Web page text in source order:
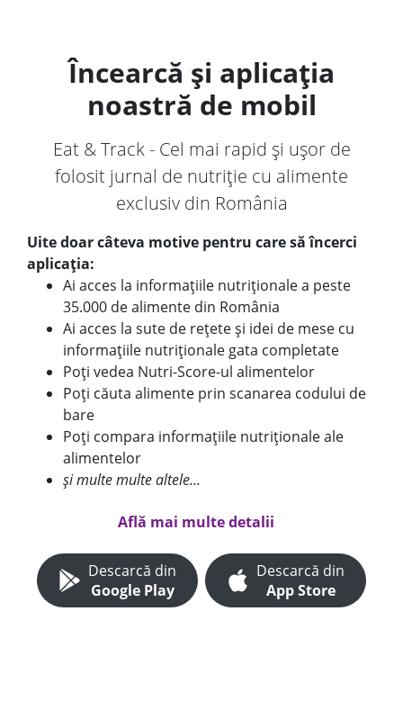
Încearcă și aplicația
noastră de mobil
Eat & Track - Cel mai rapid și ușor de
folosit jurnal de nutriție cu alimente
exclusiv din România
Uite doar câteva motive pentru care să încerci
aplicația:
Ai acces la informațiile nutriționale a peste
35.000 de alimente din România
Ai acces la sute de rețete și idei de mese cu
informațiile nutriționale gata completate
Poți vedea Nutri-Score-ul alimentelor
Poți căuta alimente prin scanarea codului de
bare
Poți compara informațiile nutriționale ale
alimentelor
și multe multe altele...
Află mai multe detalii
Descarcă din
Google Play
Descarcă din
App Store